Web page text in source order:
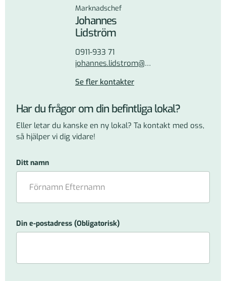
Marknadschef
Johannes
Lidström
0911-933 71
johannes.lidstrom@pnf.se
Se fler kontakter
Har du frågor om din befintliga lokal?
Eller letar du kanske en ny lokal? Ta kontakt med oss,
så hjälper vi dig vidare!
Ditt namn
Din e-postadress (Obligatorisk)